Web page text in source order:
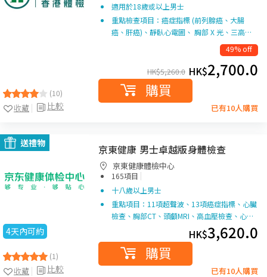
(10)
比較
收藏
適用於18歲或以上男士
重點檢查項目：癌症指標 (前列腺癌、大腸
癌、肝癌)、靜臥心電圖、 胸部 X 光、三高…
49% off
HK$5,260.0 HK$2,700.0
購買
已有10人購買
送禮物
4天內可約
(1)
比較
收藏
京東健康 男士卓越版身體檢查
京東健康體檢中心
165項目 |
十八歲以上男士
重點項目：11項超聲波、13項癌症指標、心臟
檢查、胸部CT、頭顱MRI、高血壓檢查、心…
HK$3,620.0
購買
已有10人購買